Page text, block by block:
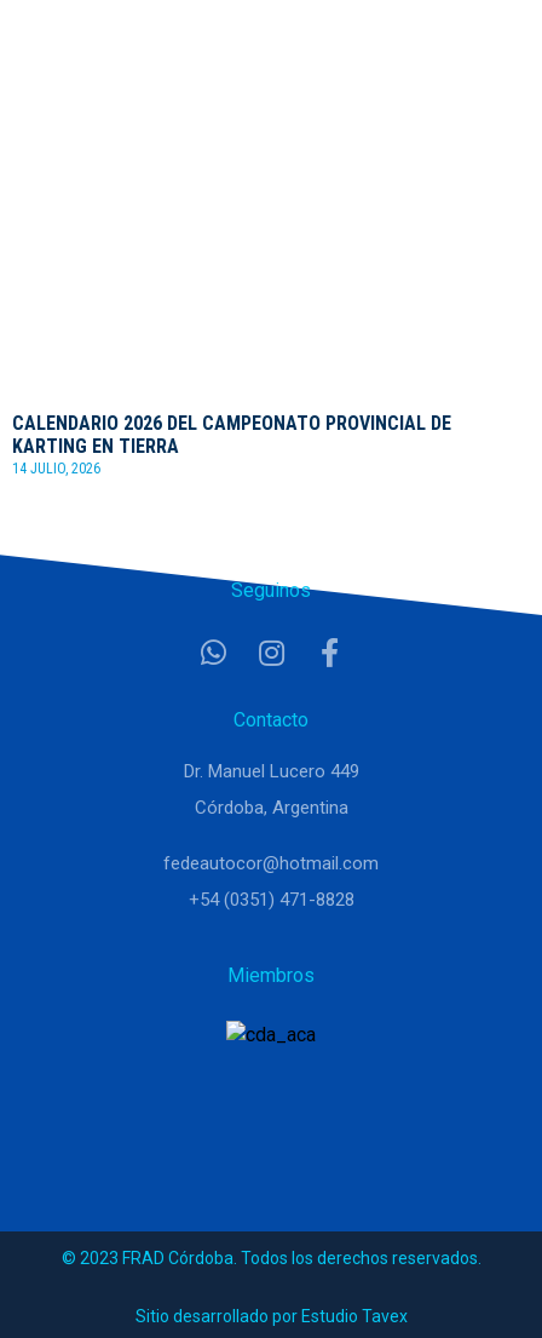
CALENDARIO 2026 DEL CAMPEONATO PROVINCIAL DE
KARTING EN TIERRA
14 JULIO, 2026
Seguinos
Contacto
Dr. Manuel Lucero 449
Córdoba, Argentina
fedeautocor@hotmail.com
+54 (0351) 471-8828
Miembros
© 2023 FRAD Córdoba. Todos los derechos reservados.
Sitio desarrollado por Estudio Tavex